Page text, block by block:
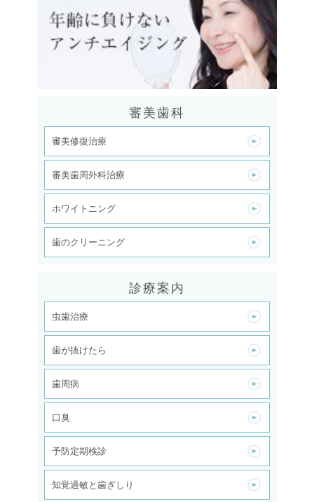
審美歯科
審美修復治療
審美歯周外科治療
ホワイトニング
歯のクリーニング
診療案内
虫歯治療
歯が抜けたら
歯周病
口臭
予防定期検診
知覚過敏と歯ぎしり